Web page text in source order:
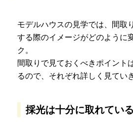
モデルハウスの見学では、間取
する際のイメージがどのように
ク。
間取りで見ておくべきポイント
るので、それぞれ詳しく見てい
採光は十分に取れてい